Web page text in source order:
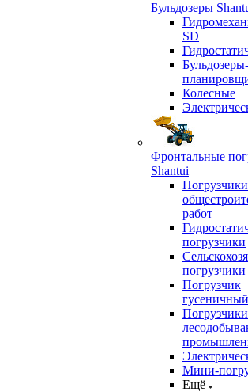
Бульдозеры
SD
Бульдозеры-
Колесные
Фронтальные
Shantui
работ
погрузчики
погрузчики
Погрузчик
гусеничный
Мини-
Ещё